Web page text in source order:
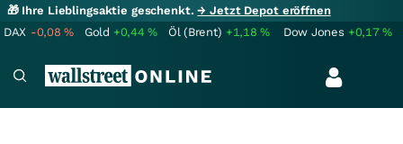
🎁 Ihre Lieblingsaktie geschenkt.→ Jetzt Depot eröffnen
DAX -0,08% Gold +0,44% Öl (Brent) +1,18% Dow Jones +0,17%